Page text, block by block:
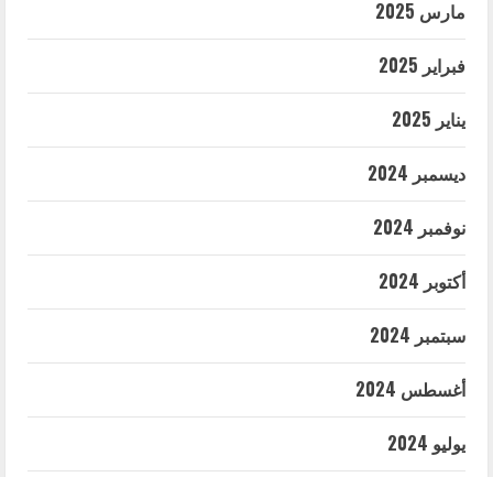
مارس 2025
فبراير 2025
يناير 2025
ديسمبر 2024
نوفمبر 2024
أكتوبر 2024
سبتمبر 2024
أغسطس 2024
يوليو 2024